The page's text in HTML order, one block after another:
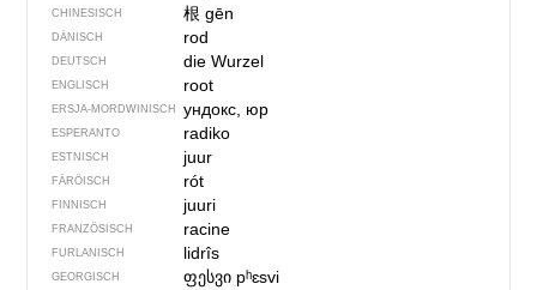
CHINESISCH 根gēn
DÄNISCH rod
DEUTSCH die Wurzel
ENGLISCH root
ERSJA-MORDWINISCH ундокс, юр
ESPERANTO radiko
ESTNISCH juur
FÄRÖISCH rót
FINNISCH juuri
FRANZÖSISCH racine
FURLANISCH lidrîs
GEORGISCH ფესვი pʰɛsvi